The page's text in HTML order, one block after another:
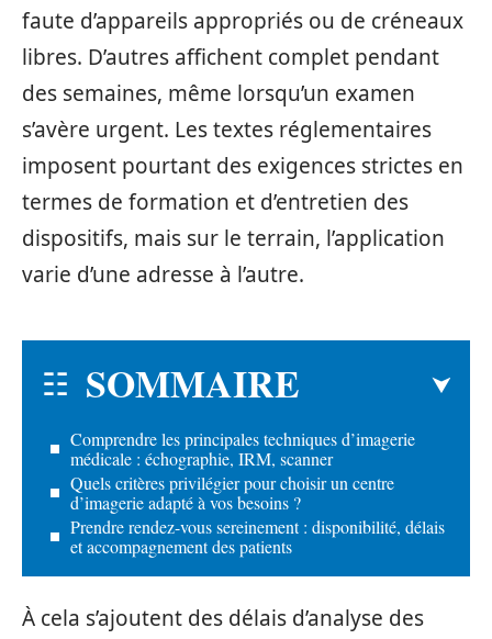
faute d’appareils appropriés ou de créneaux
libres. D’autres affichent complet pendant
des semaines, même lorsqu’un examen
s’avère urgent. Les textes réglementaires
imposent pourtant des exigences strictes en
termes de formation et d’entretien des
dispositifs, mais sur le terrain, l’application
varie d’une adresse à l’autre.
SOMMAIRE
Comprendre les principales techniques d’imagerie
médicale : échographie, IRM, scanner
Quels critères privilégier pour choisir un centre
d’imagerie adapté à vos besoins ?
Prendre rendez-vous sereinement : disponibilité, délais
et accompagnement des patients
À cela s’ajoutent des délais d’analyse des